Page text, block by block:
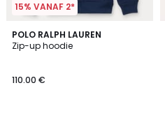
15% VANAF 2*
POLO RALPH LAUREN
Zip-up hoodie
110.00 €
4.3
/ 5
2
Kleuren